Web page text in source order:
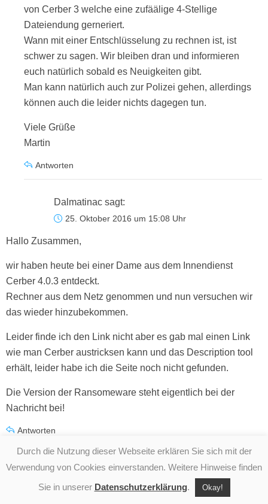
von Cerber 3 welche eine zufäälige 4-Stellige
Dateiendung gerneriert.
Wann mit einer Entschlüsselung zu rechnen ist, ist
schwer zu sagen. Wir bleiben dran und informieren
euch natürlich sobald es Neuigkeiten gibt.
Man kann natürlich auch zur Polizei gehen, allerdings
können auch die leider nichts dagegen tun.
Viele Grüße
Martin
Antworten
Dalmatinac sagt:
25. Oktober 2016 um 15:08 Uhr
Hallo Zusammen,
wir haben heute bei einer Dame aus dem Innendienst
Cerber 4.0.3 entdeckt.
Rechner aus dem Netz genommen und nun versuchen wir
das wieder hinzubekommen.
Leider finde ich den Link nicht aber es gab mal einen Link
wie man Cerber austricksen kann und das Description tool
erhält, leider habe ich die Seite noch nicht gefunden.
Die Version der Ransomeware steht eigentlich bei der
Nachricht bei!
Antworten
Cerber 4.1 entfernen - so funktioniert's |
Expertiger sagt:
Durch die Nutzung dieser Webseite erklären Sie sich mit der
Verwendung von Cookies einverstanden. Weitere Hinweise finden
Sie in unserer Datenschutzerklärung. Okay!